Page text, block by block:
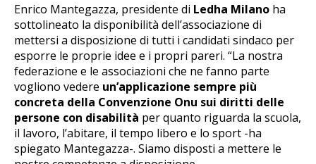
Enrico Mantegazza, presidente di Ledha Milano ha
sottolineato la disponibilità dell’associazione di
mettersi a disposizione di tutti i candidati sindaco per
esporre le proprie idee e i propri pareri. “La nostra
federazione e le associazioni che ne fanno parte
vogliono vedere un’applicazione sempre più
concreta della Convenzione Onu sui diritti delle
persone con disabilità per quanto riguarda la scuola,
il lavoro, l’abitare, il tempo libero e lo sport -ha
spiegato Mantegazza-. Siamo disposti a mettere le